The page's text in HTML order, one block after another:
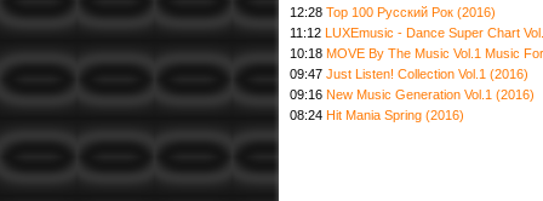
12:28 Тоp 100 Русский Рок (2016)
11:12 LUXEmusic - Dance Super Chart
10:18 MOVE By The Music Vol.1 Music
09:47 Just Listen! Collection Vol.1 (2016)
09:16 New Music Generation Vol.1 (2016)
08:24 Hit Mania Spring (2016)